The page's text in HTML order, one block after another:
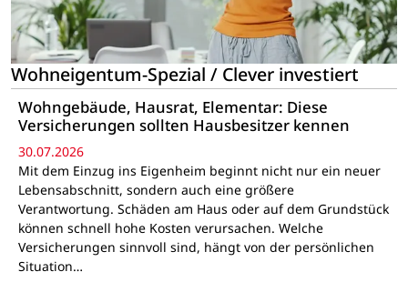
Wohneigentum-Spezial / Clever investiert
Wohngebäude, Hausrat, Elementar: Diese
Versicherungen sollten Hausbesitzer kennen
30.07.2026
Mit dem Einzug ins Eigenheim beginnt nicht nur ein neuer
Lebensabschnitt, sondern auch eine größere
Verantwortung. Schäden am Haus oder auf dem Grundstück
können schnell hohe Kosten verursachen. Welche
Versicherungen sinnvoll sind, hängt von der persönlichen
Situation…